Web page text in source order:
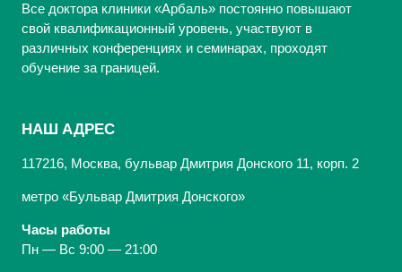
Все доктора клиники «Арбаль» постоянно повышают
свой квалификационный уровень, участвуют в
различных конференциях и семинарах, проходят
обучение за границей.
НАШ АДРЕС
117216, Москва, бульвар Дмитрия Донского 11, корп. 2
метро «Бульвар Дмитрия Донского»
Часы работы
Пн — Вс 9:00 — 21:00